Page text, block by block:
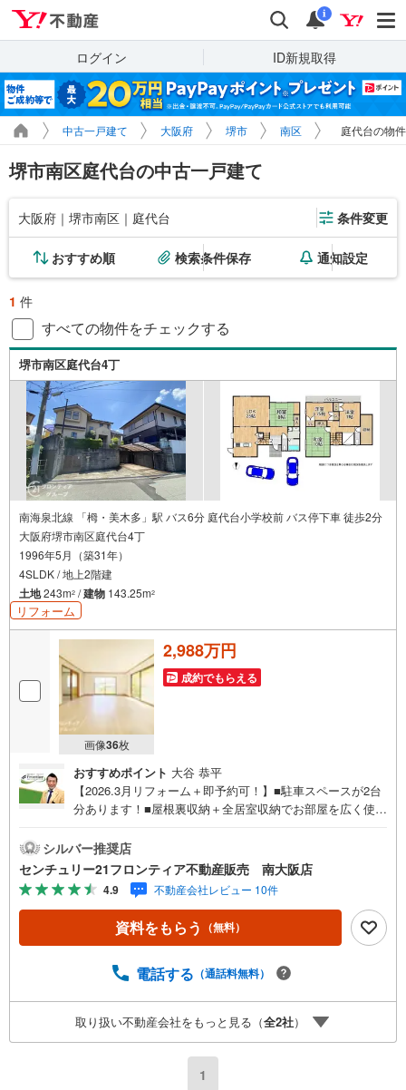
検索 通知
i
ログイン ID新規取得
中古一戸建て 大阪府 堺市 南区 庭代台の物
堺市南区庭代台の中古一戸建て
大阪府｜堺市南区｜庭代台 条件変更
おすすめ順 検索条件保存 通知設定
1 件
すべての物件をチェックする
堺市南区庭代台4丁
南海泉北線 「栂・美木多」駅 バス6分 庭代台小学校前 バス停下車 徒歩2分
大阪府堺市南区庭代台4丁
1996年5月（築31年）
4SLDK / 地上2階建
土地243m2 /建物 143.25m2
リフォーム
画像36枚
2,988万円
成約でもらえる
おすすめポイント 大谷 恭平
【2026.3月リフォーム＋即予約可！】■駐車スペースが2台
分あります！■屋根裏収納＋全居室収納でお部屋を広く使え
ごせます。 特徴・浴室に窓がありこまめに喚起ができま
す。・南向きのバルコニーは陽当たり良好です。・近隣商
業施設が充実＋総合病院徒歩8分の心強い距離です。 リフ
ォーム内容システムキッチン交換、ユニットバス交換、洗
面台交換、トイレ交換、クロス張替、畳表替、ハウスクリ
ーニング他 立地・庭代台小学校まで徒歩約4分・庭代台中
プロ、ファイナンシャルプランナーが資金計画をサポー
3.たくさんの銀行と繋がりがあるため、最も低金利になる
ように審査が可能！4.物件のお引渡し後に必要になったお
家のリフォームも弊社のリフォームプランナーがご提案弊
社は専門家同士が連携をとっているため、より多くの知見
がございます。お気軽にお問合せください！
シルバー推奨店
センチュリー21フロンティア不動産販売 南大阪店
4.9 不動産会社レビュー 10件
資料をもらう （無料）
電話する （通話料無料）
取り扱い不動産会社をもっと見る（全2社）
1